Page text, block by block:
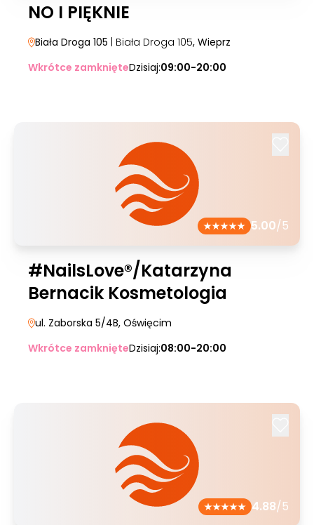
NO I PIĘKNIE
Biała Droga 105 | Biała Droga 105, Wieprz
Wkrótce zamknięteDzisiaj:09:00-20:00
5.00/5
#NailsLove®/Katarzyna
Bernacik Kosmetologia
ul. Zaborska 5/4B, Oświęcim
Wkrótce zamknięteDzisiaj:08:00-20:00
4.88/5